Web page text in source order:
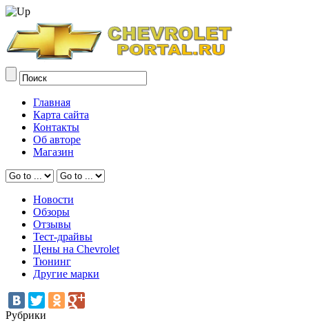
Главная
Карта сайта
Контакты
Об авторе
Магазин
Новости
Обзоры
Отзывы
Тест-драйвы
Цены на Chevrolet
Тюнинг
Другие марки
Рубрики